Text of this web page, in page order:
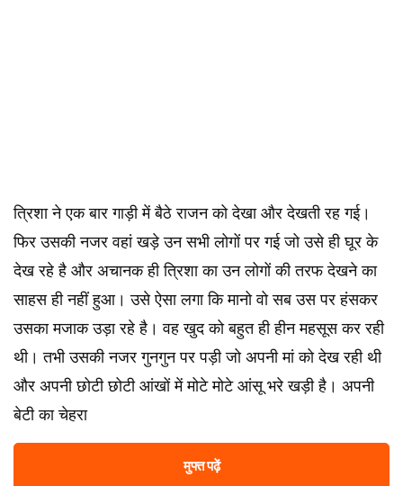
त्रिशा ने एक बार गाड़ी में बैठे राजन को देखा और देखती रह गई।
फिर उसकी नजर वहां खड़े उन सभी लोगों पर गई जो उसे ही घूर के
देख रहे है और अचानक ही त्रिशा का उन लोगों की तरफ देखने का
साहस ही नहीं हुआ। उसे ऐसा लगा कि मानो वो सब उस पर हंसकर
उसका मजाक उड़ा रहे है। वह खुद को बहुत ही हीन महसूस कर रही
थी। तभी उसकी नजर गुनगुन पर पड़ी जो अपनी मां को देख रही थी
और अपनी छोटी छोटी आंखों में मोटे मोटे आंसू भरे खड़ी है। अपनी
बेटी का चेहरा
मुफ्त पढ़ें